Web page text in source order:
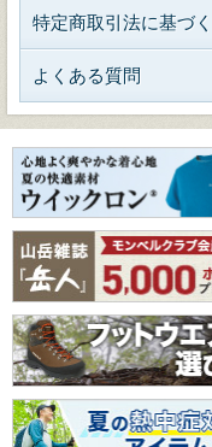
特定商取引法に基づ
よくある質問